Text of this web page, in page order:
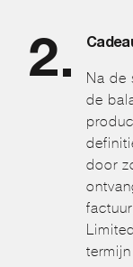
Na de
de
door